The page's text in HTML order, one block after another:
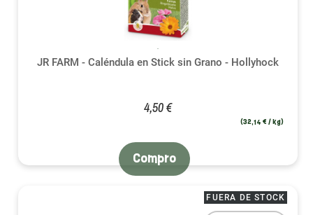
JR FARM - Caléndula en Stick sin Grano - Hollyhock
4,50 €
(32,14 € / kg)
Compro
FUERA DE STOCK